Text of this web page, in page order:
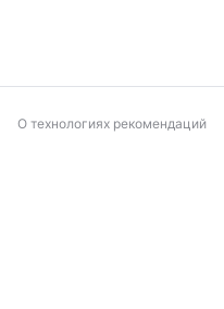
О технологиях рекомендаций